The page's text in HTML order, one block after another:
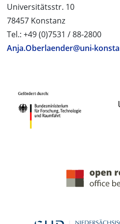
Universitätsstr. 10
78457 Konstanz
Tel.: +49 (0)7531 / 88-2800
Anja.Oberlaender@uni-